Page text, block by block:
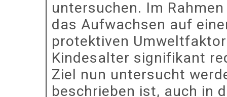
untersuchen. Im
das Aufwachsen auf
protektiven
Kindesalter signifikant
Ziel nun untersucht
beschrieben ist, auch in